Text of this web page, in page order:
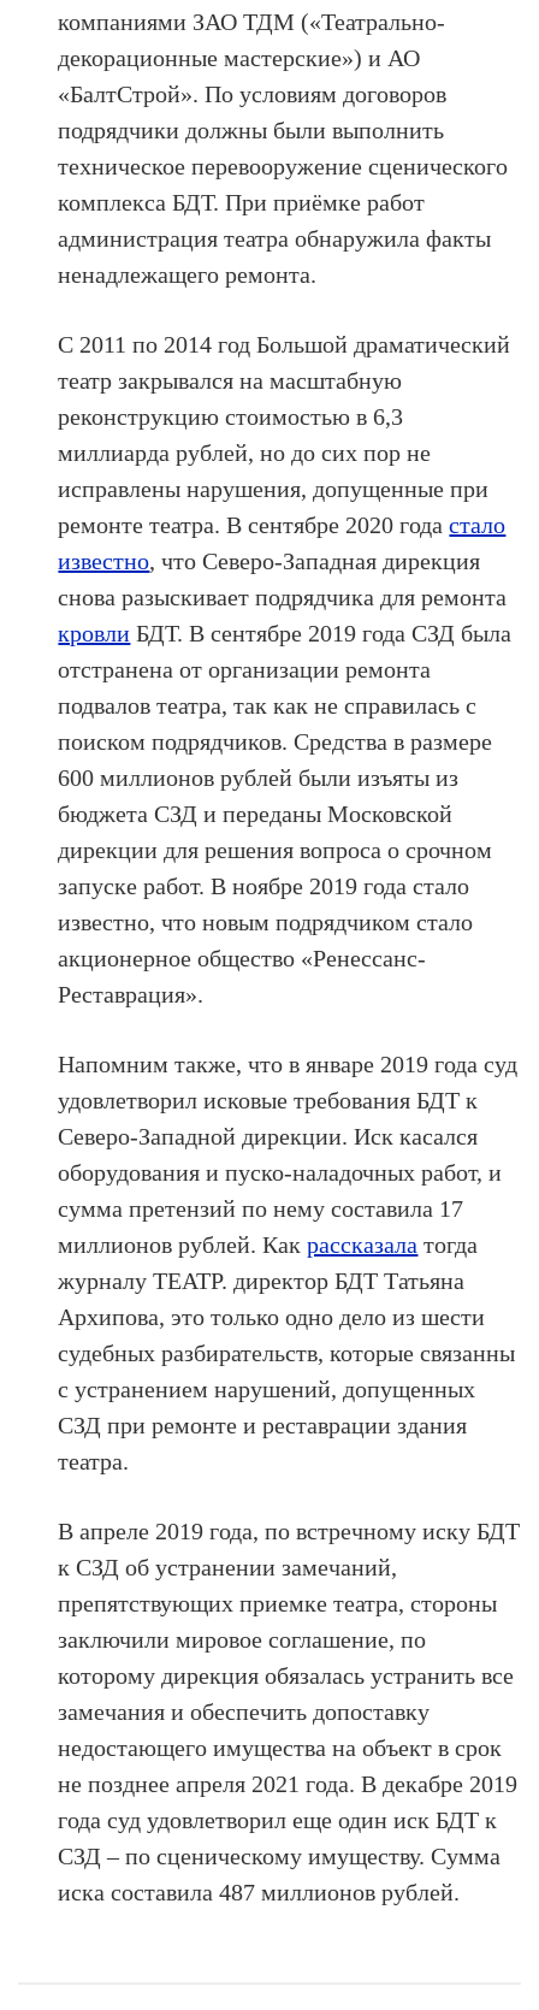
компаниями ЗАО ТДМ («Театрально-
декорационные мастерские») и АО
«БалтСтрой». По условиям договоров
подрядчики должны были выполнить
техническое перевооружение сценического
комплекса БДТ. При приёмке работ
администрация театра обнаружила факты
ненадлежащего ремонта.
С 2011 по 2014 год Большой драматический
театр закрывался на масштабную
реконструкцию стоимостью в 6,3
миллиарда рублей, но до сих пор не
исправлены нарушения, допущенные при
ремонте театра. В сентябре 2020 годастало
известно, что Северо-Западная дирекция
снова разыскивает подрядчика для ремонта
кровли БДТ. В сентябре 2019 года СЗД была
отстранена от организации ремонта
подвалов театра, так как не справилась с
поиском подрядчиков. Средства в размере
600 миллионов рублей были изъяты из
бюджета СЗД и переданы Московской
дирекции для решения вопроса о срочном
запуске работ. В ноябре 2019 года стало
известно, что новым подрядчиком стало
акционерное общество «Ренессанс-
Реставрация».
Напомним также, что в январе 2019 года суд
удовлетворил исковые требования БДТ к
Северо-Западной дирекции. Иск касался
оборудования и пуско-наладочных работ, и
сумма претензий по нему составила 17
миллионов рублей. Какрассказала тогда
журналу ТЕАТР. директор БДТ Татьяна
Архипова, это только одно дело из шести
судебных разбирательств, которые связанны
с устранением нарушений, допущенных
СЗД при ремонте и реставрации здания
театра.
В апреле 2019 года, по встречному иску БДТ
к СЗД об устранении замечаний,
препятствующих приемке театра, стороны
заключили мировое соглашение, по
которому дирекция обязалась устранить все
замечания и обеспечить допоставку
недостающего имущества на объект в срок
не позднее апреля 2021 года. В декабре 2019
года суд удовлетворил еще один иск БДТ к
СЗД – по сценическому имуществу. Сумма
иска составила 487 миллионов рублей.